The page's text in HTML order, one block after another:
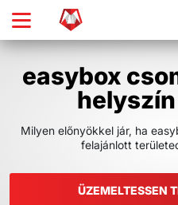
tartalomra
easybox
Milyen előnyökkel jár, ha
felajánlott
ÜZEMELTESSEN